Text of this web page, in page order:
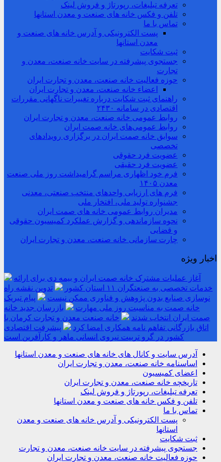
تعرفه تبلیغات، رپورتاژ و فروش لینک
تلفن و فکس خانه های صنعت و معدن استانها
تماس با ما
پست الکترونیکی و آدرس خانه های صنعت و
معدن استانها
ثبت شکایت
جستجوی پیشرفته در سایت خانه صنعت، معدن و
تجارت
حوزه فعالیت خانه صنعت، معدن و تجارت ایران
اعضاء خانه صنعت، معدن و تجارت ایران
راهنمای ثبت شکایت درباره تغییرات ناگهانی مقررات
اقتصادی در سامانه ۲۴۳۰
روابط عمومی خانه صنعت، معدن و تجارت ایران
روابط عمومی‌های خانه صمت ایران
سوابق خانه صمت ایران در برگزاری رویدادهای
تخصصی
عضویت فرد حقوقی
عضویت فرد حقیقی
فرم خود اظهاری مراسم گرامیداشت روز ملی صنعت
معدن ۱۴۰۵
فرم های ارزیابی واحدهای منتخب صنعتی، معدنی
جشنواره تولید ملی، افتخار ملی
مدیران روابط عمومی خانه های صمت ایران
نحوه سازماندهی و گزارش عملکرد کمیسیون حقوقی
و قضایی
چارت سازمانی خانه صنعت، معدن و تجارت ایران
اخبار ویژه
آغاز عملیات مشترک خانه صمت ایران و بیمه دی برای ارائه
خدمات تخصصی به صنعتگران ۱۱ استان کشور
تدوین نقشه راه
نوسازی صنایع بدون پژوهش و فناوری ممکن نیست
پیام تبریک
خانه صمت به مناسبت روز ملی مهارت
بازرسان جدید خانه
صمت ایران انتخاب شدند
خانه صنعت معدن و تجارت کرمان با
اتاق بازرگانی تفاهم نامه همکاری امضا کرد
پیشرفت اقتصادی
کشور در گرو تربیت نیروی انسانی ماهر و کارآفرین است
آدرس سایت و کانال های خانه های صنعت و معدن استانها
اساسنامه خانه صنعت، معدن و تجارت ایران
اعضای کمیسیون
تاریخچه خانه صنعت، معدن و تجارت ایران
تعرفه تبلیغات، رپورتاژ و فروش لینک
تلفن و فکس خانه های صنعت و معدن استانها
تماس با ما
پست الکترونیکی و آدرس خانه های صنعت و معدن
استانها
ثبت شکایت
جستجوی پیشرفته در سایت خانه صنعت، معدن و تجارت
حوزه فعالیت خانه صنعت، معدن و تجارت ایران